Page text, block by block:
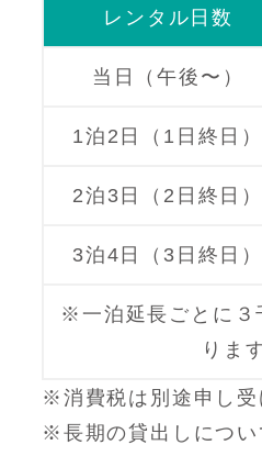
レンタル日数
当日（午後〜）
1泊2日（1日終日）
2泊3日（2日終日）
3泊4日（3日終日）
※一泊延長ごとに３
りま
※消費税は別途申し受
※長期の貸出しについ